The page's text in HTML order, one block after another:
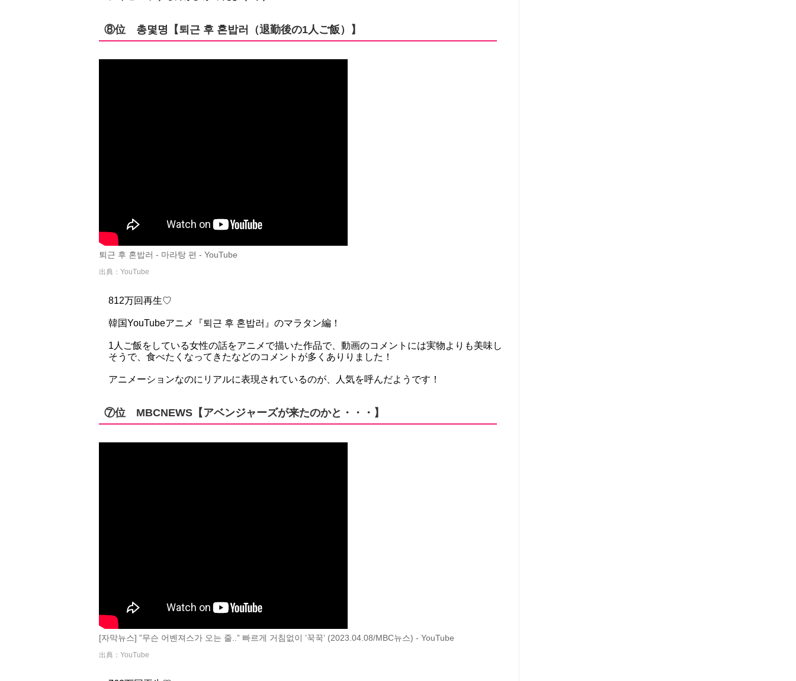
⑧位 총몇명【퇴근 후 혼밥러（退勤後の1人ご飯）】
퇴근 후 혼밥러 - 마라탕 편 - YouTube
出典：YouTube
812万回再生♡
韓国YouTubeアニメ『퇴근 후 혼밥러』のマラタン編！
1人ご飯をしている女性の話をアニメで描いた作品で、動画のコメントには実物よりも美味し
そうで、食べたくなってきたなどのコメントが多くありりました！
アニメーションなのにリアルに表現されているのが、人気を呼んだようです！
⑦位 MBCNEWS【アベンジャーズが来たのかと・・・】
[자막뉴스] ”무슨 어벤져스가 오는 줄..” 빠르게 거침없이 ’꾹꾹’ (2023.04.08/MBC뉴스) - YouTube
出典：YouTube